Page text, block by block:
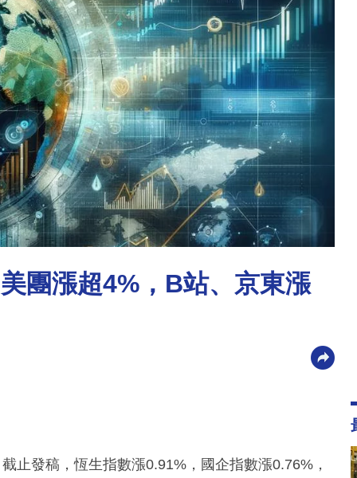
團漲超4%，B站、京東漲
止發稿，恆生指數漲0.91%，國企指數漲0.76%，